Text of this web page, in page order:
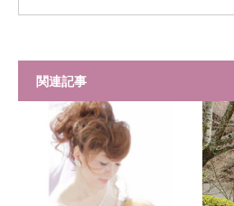
関連記事